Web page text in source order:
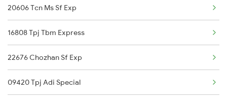
Panruti to Tiruchendur Trains
Panruti to Tirunelveli Trains
20606 Tcn Ms Sf Exp
16808 Tpj Tbm Express
22676 Chozhan Sf Exp
09420 Tpj Adi Special